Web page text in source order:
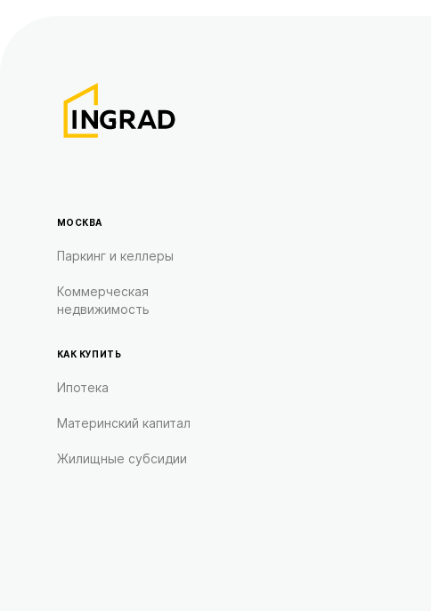
МОСКВА
Паркинг и келлеры
Коммерческая
недвижимость
КАК КУПИТЬ
Ипотека
Материнский капитал
Жилищные субсидии